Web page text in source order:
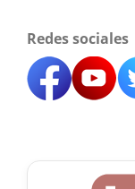
Redes sociales